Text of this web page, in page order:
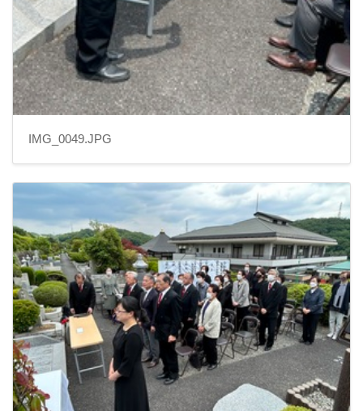
IMG_0049.JPG